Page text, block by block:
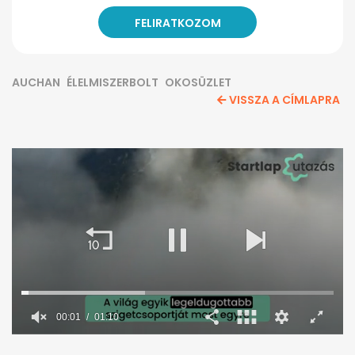
AUCHAN ÉLELMISZERBOLT OKOSÜZLET
VISSZA A CÍMLAPRA
00:02 01:10